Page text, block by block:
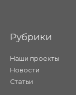
Рубрики
Наши проекты
Новости
Статьи